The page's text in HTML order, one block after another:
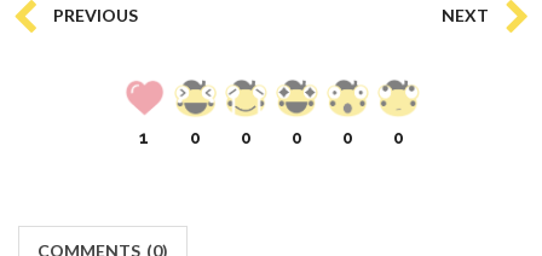
PREVIOUS NEXT
1 0 0 0 0 0
COMMENTS (0)